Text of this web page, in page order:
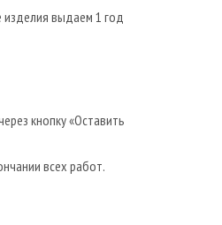
выдаем 1 год
кнопку «Оставить
всех работ.